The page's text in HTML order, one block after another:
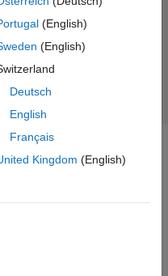
(English)
(English)
Deutsch
English
Français
Kingdom (English)